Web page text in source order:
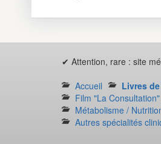
✔ Attention, rare : site
Accueil
Livres
Film "La
Métabolisme /
Autres spécialités